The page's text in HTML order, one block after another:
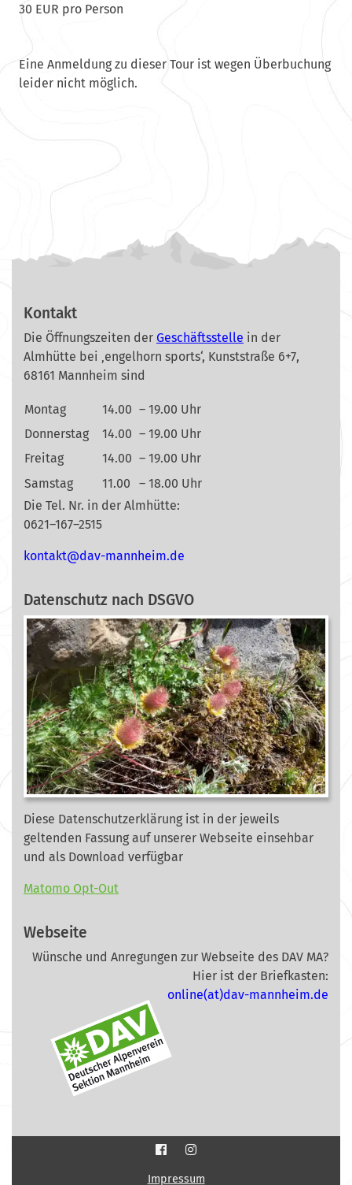
30 EUR pro Person
Eine Anmeldung zu dieser Tour ist wegen Überbuchung
leider nicht möglich.
Kontakt
Die Öffnungszeiten der Geschäftsstelle in der
Almhütte bei ‚engelhorn sports‘, Kunststraße 6+7,
68161 Mannheim sind
Montag 14.00 – 19.00 Uhr
Donnerstag
14.00 – 19.00 Uhr
Freitag
14.00 – 19.00 Uhr
Samstag
11.00
– 18.00 Uhr
Die Tel. Nr. in der Almhütte:
0621–167–2515
ed.mi
ehnna
m-vad
@tkat
nok
Datenschutz nach DSGVO
Diese Datenschutzerklärung ist in der jeweils
geltenden Fassung auf unserer Webseite einsehbar
und als Download verfügbar
Matomo Opt-Out
Webseite
Wünsche und Anregungen zur Webseite des DAV MA?
Hier ist der Briefkasten:
online(at)dav-mannheim.de
Impressum